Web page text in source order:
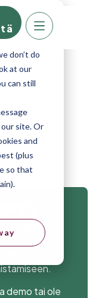
really
website
don’t do
at our
can still
site. Or
and
(plus
so that
rekrytoinnin
parhaiden
demo tai ole